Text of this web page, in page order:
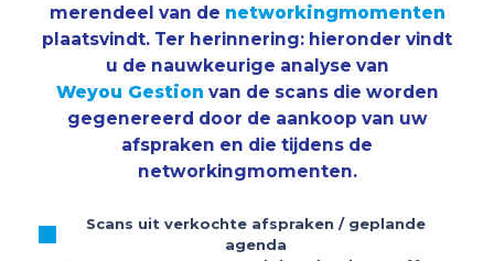
merendeel van de networkingmomenten
plaatsvindt. Ter herinnering: hieronder vindt
u de nauwkeurige analyse van
Weyou Gestion van de scans die worden
gegenereerd door de aankoop van uw
afspraken en die tijdens de
networkingmomenten.
Scans uit verkochte afspraken / geplande
agenda